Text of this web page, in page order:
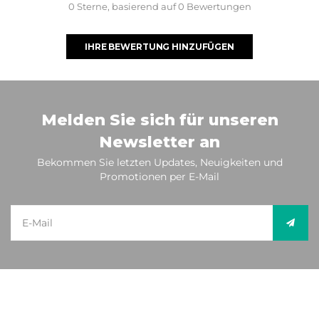
0 Sterne, basierend auf 0 Bewertungen
IHRE BEWERTUNG HINZUFÜGEN
Melden Sie sich für unseren
Newsletter an
Bekommen Sie letzten Updates, Neuigkeiten und
Promotionen per E-Mail